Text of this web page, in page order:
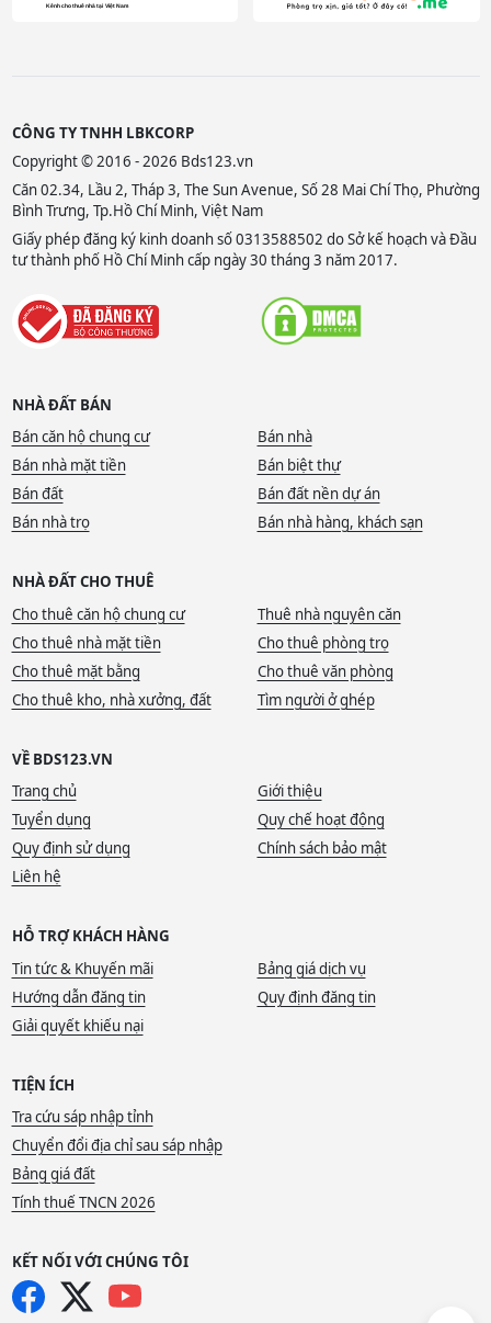
CÔNG TY TNHH LBKCORP
Copyright © 2016 - 2026 Bds123.vn
Căn 02.34, Lầu 2, Tháp 3, The Sun Avenue, Số 28 Mai Chí Thọ, Phường
Bình Trưng, Tp.Hồ Chí Minh, Việt Nam
Giấy phép đăng ký kinh doanh số 0313588502 do Sở kế hoạch và Đầu
tư thành phố Hồ Chí Minh cấp ngày 30 tháng 3 năm 2017.
NHÀ ĐẤT BÁN
Bán căn hộ chung cư
Bán nhà
Bán nhà mặt tiền
Bán biệt thự
Bán đất
Bán đất nền dự án
Bán nhà trọ
Bán nhà hàng, khách sạn
NHÀ ĐẤT CHO THUÊ
Cho thuê căn hộ chung cư
Thuê nhà nguyên căn
Cho thuê nhà mặt tiền
Cho thuê phòng trọ
Cho thuê mặt bằng
Cho thuê văn phòng
Cho thuê kho, nhà xưởng, đất
Tìm người ở ghép
VỀ BDS123.VN
Trang chủ
Giới thiệu
Tuyển dụng
Quy chế hoạt động
Quy định sử dụng
Chính sách bảo mật
Liên hệ
HỖ TRỢ KHÁCH HÀNG
Tin tức & Khuyến mãi
Bảng giá dịch vụ
Hướng dẫn đăng tin
Quy định đăng tin
Giải quyết khiếu nại
TIỆN ÍCH
Tra cứu sáp nhập tỉnh
Chuyển đổi địa chỉ sau sáp nhập
Bảng giá đất
Tính thuế TNCN 2026
KẾT NỐI VỚI CHÚNG TÔI